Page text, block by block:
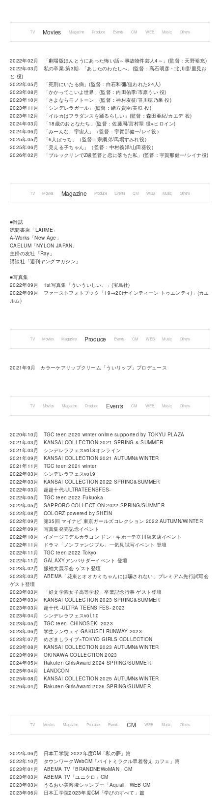
TV Movies Magazine Produce Events CM WEB Music Others
2022年02月 「劇場版ほんとうにあった怖い話～事故物件芸人4～」(監督：天野裕充)
2022年03月 私の卒業-第3期- 「あしたのわたしへ」(監督：高石明彦・北川瞳/里見お
と 役)
2022年05月 「死刑にいたる病」(監督：白石和彌/狙われた24人)
2023年08月 「かかってこいよ世界」(監督：内田佑季/市原うい 役)
2023年10月 「さよならモノトーン」(監督：神村友征/笹川穂乃果 役)
2023年11月 「シンデレラガール」(監督：緒方貴臣/美咲 役)
2023年12月 「イルカはフラダンスを踊るらしい」(監督：森田亜紀/カエデ 役)
2024年03月 「18歳のおとなたち」(監督：佐藤周/宮村翠 役※ヒロイン)
2024年06月 「みーんな、宇宙人」（監督：宇賀那健一/レイ役）
2025年05月 「6人ぼっち」（監督：宗綱弟/馬場すみれ役）
2025年06月 「見える子ちゃん」（監督：中村義洋/山田葵役）
2026年02月 「ブルックリンでZ級監督と恋に落ちた私」(監督：宇賀那健一/シイナ役)
TV Movies Magazine Produce Events CM WEB Music Others
■雑誌
徳間書店「LARME」
A-Works「New Age」
CAELUM「NYLON JAPAN」
主婦の友社「Ray」
講談社「週刊ヤングマガジン」
■写真集
2022年09月 1st写真集「ういういしい、」(宝島社)
2022年09月 ファーストフォトブック「19→20(ナインティーン トゥエンティ)」(カエ
ルム)
TV Movies Magazine Produce Events CM WEB Music Others
2021年9月 カラーケアリップクリーム「ういリップ」プロデュース
TV Movies Magazine Produce Events CM WEB Music Others
2020年10月 TGC teen 2020 winter online supported by TOKYU PLAZA
2021年03月 KANSAI COLLECTION 2021 SPRING & SUMMER
2021年03月 シンデレラフェスvol.8オンライン
2021年09月 KANSAI COLLECTION 2021 AUTUMN&WINTER
2021年11月 TGC teen 2021 winter
2022年03月 シンデレラフェスvol.9
2022年03月 KANSAI COLLECTION 2022 SPRING&SUMMER
2022年03月 超超十代-ULTRATEENSFES-
2022年05月 TGC teen 2022 Fukuoka
2022年05月 SAPPORO COLLECTION 2022 SPRING/SUMMER
2022年08月 COLORZ powered by SHEIN
2022年09月 第35回 マイナビ 東京ガールズコレクション 2022 AUTUMN/WINTER
2022年09月 写真集発売記念イベント
2022年10月 イメージモデルカラコン ドン・キホーテ立川店来店イベント
2022年11月 ドラマ「ノンファンジブル」一気見試写イベント 登壇
2022年11月 TGC teen 2022 Tokyo
2022年11月 GALAXYアンバサダーイベント 登壇
2023年02月 振袖大展示会 ゲスト登壇
2023年03月 ABEMA「花束とオオカミちゃんには騙されない」プレミアム先行試写会
ゲスト登壇
2023年03月 「好文学園女子高等学校」卒業記念行事 ゲスト登壇
2023年03月 KANSAI COLLECTION 2023 SPRING&SUMMER
2023年03月 超十代 -ULTRA TEENS FES- 2023
2023年04月 シンデレラフェスvol.10
2023年05月 TGC teen ICHINOSEKI 2023
2023年06月 学生ランウェイ-GAKUSEI RUNWAY 2023-
2023年07月 めざましライブ×TOKYO GIRLS COLLECTION
2023年08月 KANSAI COLLECTION 2023 AUTUMN&WINTER
2023年09月 OKINAWA COLLECTION 2023
2024年05月 Rakuten GirlsAward 2024 SPRING/SUMMER
2025年04月 LANDCON
2025年08月 KANSAI COLLECTION 2025 AUTUMN&WINTER
2026年04月 Rakuten GirlsAward 2026 SPRING/SUMMER
TV Movies Magazine Produce Events CM WEB Music Others
2022年06月 日本工学院 2022年度CM「私の夢」篇
2022年10月 タウンワークWebCM「バイトミラクル早着替え カフェ」篇
2023年01月 ABEMA TV「BRANDNEWoMAN」CM
2023年03月 ABEMA TV「ユニクロ」CM
2023年03月 うるおい美溶液シャンプー「Aquall」WEB CM
2023年06月 日本工学院2023年度CM「学びのすべて」篇